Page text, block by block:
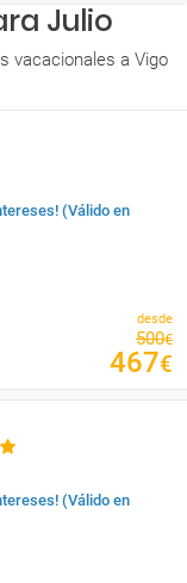
Julio
vacacionales a Vigo
(Válido en
desde
500€
467€
(Válido en